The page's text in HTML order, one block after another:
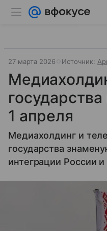
27 марта 2026 Источник:
1 апреля
Медиахолдинг и
государства
интеграции России